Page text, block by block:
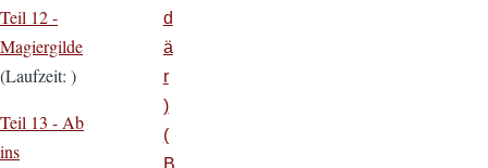
Teil 12 -
Magiergilde
(Laufzeit: )
Teil 13 - Ab
ins
d
ä
r
)
(